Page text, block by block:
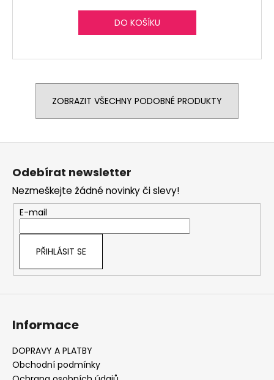
DO KOŠÍKU
ZOBRAZIT VŠECHNY PODOBNÉ PRODUKTY
Z
Odebírat newsletter
Nezmeškejte žádné novinky či slevy!
E-mail
PŘIHLÁSIT SE
Informace
DOPRAVY A PLATBY
Obchodní podmínky